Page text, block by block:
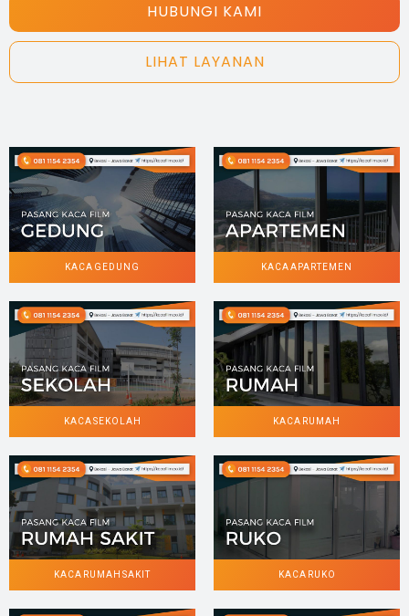
HUBUNGI KAMI
LIHAT LAYANAN
KACA GEDUNG KACA APARTEMEN
KACA SEKOLAH KACA RUMAH
KACA RUMAH SAKIT KACA RUKO